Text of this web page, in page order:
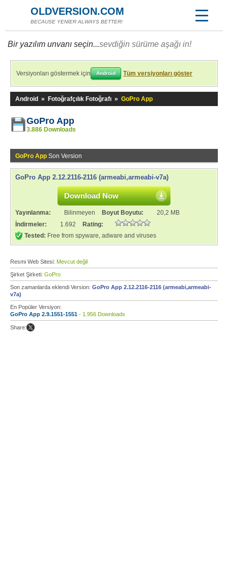
OLDVERSION.COM
BECAUSE YENİER ALWAYS BETTER!
Bir yazılım unvanı seçin...sevdiğin sürüme aşağı in!
Versiyonları göstermek için Android Tüm versiyonları göster
Android » Fotoğrafçılık Fotoğrafı » GoPro App
GoPro App
3.886 Downloads
GoPro App Son Version
GoPro App 2.12.2116-2116 (armeabi,armeabi-v7a)
Download Now
Yayınlanma: Bilinmeyen Boyut Boyutu:
20,2 MB
İndirmeler:
1.692
Rating:
Tested: Free from spyware, adware and viruses
Resmi Web Sitesi: Mevcut değil
Şirket Şirketi: GoPro
Son zamanlarda eklendi Version: GoPro App 2.12.2116-2116 (armeabi,armeabi-
v7a)
En Popüler Versiyon:
GoPro App 2.9.1551-1551 - 1.956 Downloads
Share: